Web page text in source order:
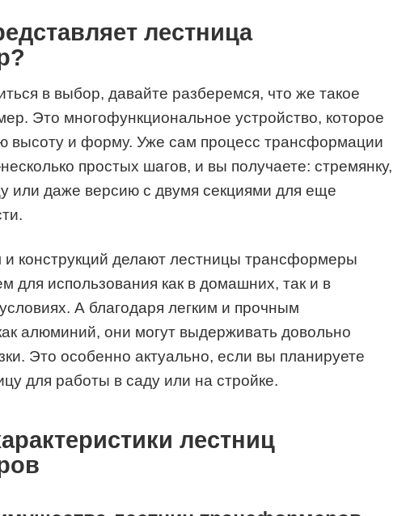
лестница
в выбор, давайте разберемся, что же такое
Это многофункциональное устройство, которое
высоту и форму. Уже сам процесс трансформации
простых шагов, и вы получаете: стремянку,
или даже версию с двумя секциями для еще
конструкций делают лестницы трансформеры
для использования как в домашних, так и в
А благодаря легким и прочным
алюминий, они могут выдерживать довольно
Это особенно актуально, если вы планируете
для работы в саду или на стройке.
лестниц